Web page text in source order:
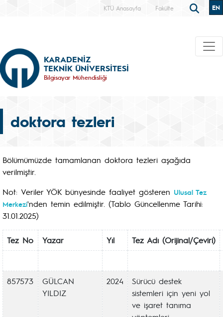
KTÜ Anasayfa Fakülte EN
KARADENİZ
TEKNİK ÜNİVERSİTESİ
Bilgisayar Mühendisliği
doktora tezleri
Bölümümüzde tamamlanan doktora tezleri aşağıda
verilmiştir.
Not: Veriler YÖK bünyesinde faaliyet gösteren Ulusal Tez
Merkezi'nden temin edilmiştir. (Tablo Güncellenme Tarihi:
31.01.2025)
Tez No Yazar Yıl Tez Adı (Orijinal/Çeviri)
857573
GÜLCAN
YILDIZ
2024
Sürücü destek
sistemleri için yeni yol
ve işaret tanıma